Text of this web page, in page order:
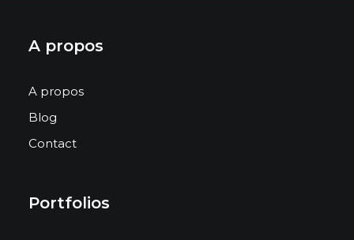
A propos
A propos
Blog
Contact
Portfolios